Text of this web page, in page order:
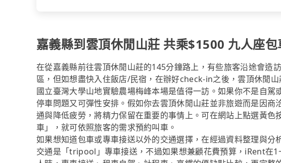
嘉義縣到雲頂休閒山莊 共乘$1500 九人座
在從嘉義縣前往雲頂休閒山莊的145分鐘路上，有些旅客沿途會造
區，但如想盡快入住飯店/民宿，在辦好check-in之後，雲頂休閒
國立臺灣大學山地實驗農場梅峰本場是值得一訪。如果你不是自
停車問題又可彈性安排。假如你去雲頂休閒山莊並非旅遊而是因
通與降低疲勞，將精力保留在重要的事情上。可在網站上點選黃
車」，就可依照旅客的需求預約叫車。
如果想知道包車或專車接送以外的交通選擇，在經過資料整理與
交通是「tripool」專車接送，不過如果想兼顧花費預算，iRent在